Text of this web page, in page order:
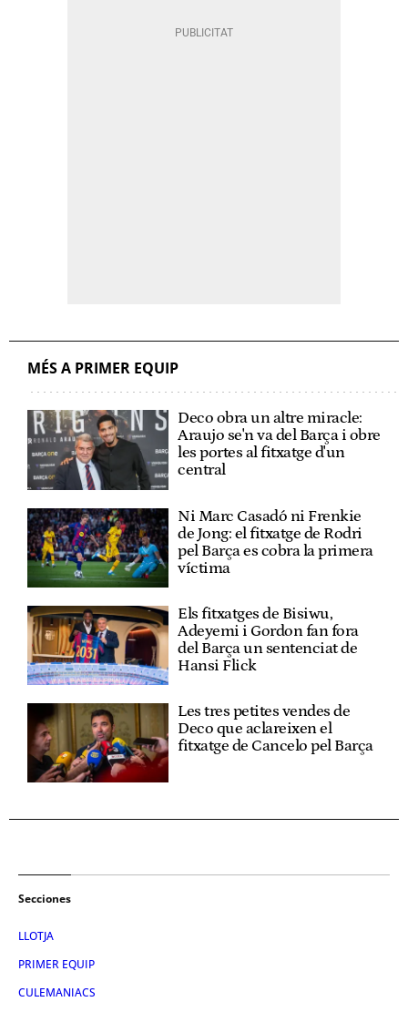
MÉS A PRIMER EQUIP
Deco obra un altre miracle:
Araujo se'n va del Barça i obre
les portes al fitxatge d'un
central
Ni Marc Casadó ni Frenkie
de Jong: el fitxatge de Rodri
pel Barça es cobra la primera
víctima
Els fitxatges de Bisiwu,
Adeyemi i Gordon fan fora
del Barça un sentenciat de
Hansi Flick
Les tres petites vendes de
Deco que aclareixen el
fitxatge de Cancelo pel Barça
Secciones
LLOTJA
PRIMER EQUIP
CULEMANIACS